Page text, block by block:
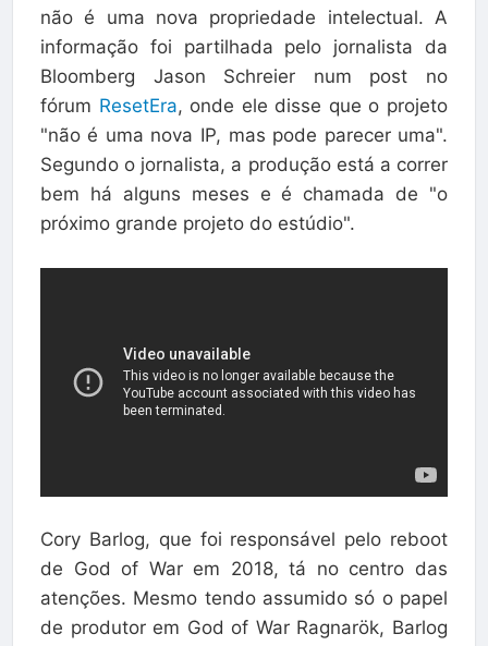
não é uma nova propriedade intelectual. A
informação foi partilhada pelo jornalista da
Bloomberg Jason Schreier num post no
fórum ResetEra, onde ele disse que o projeto
"não é uma nova IP, mas pode parecer uma".
Segundo o jornalista, a produção está a correr
bem há alguns meses e é chamada de "o
próximo grande projeto do estúdio".
Cory Barlog, que foi responsável pelo reboot
de God of War em 2018, tá no centro das
atenções. Mesmo tendo assumido só o papel
de produtor em God of War Ragnarök, Barlog